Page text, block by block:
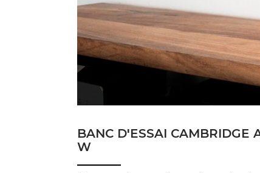
NOUS CONTACTER
BANC D'ESSAI CAMBRIDGE
W